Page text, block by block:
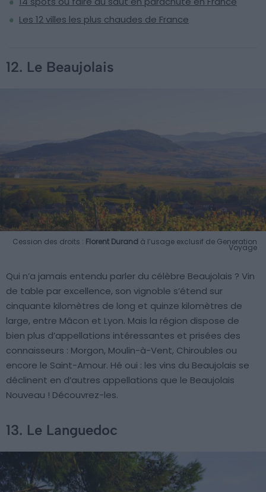
Les 12 villes les plus chaudes de France
12. Le Beaujolais
Cession des droits : Florent Durand à l’usage exclusif de Generation
Voyage
Qui n’a jamais entendu parler du célèbre Beaujolais ? Vin
de table par excellence, son vignoble s’étend sur
cinquante kilomètres de long et quinze kilomètres de
large, entre Mâcon et Lyon. Mais la région dispose de
bien plus d’appellations intéressantes et prisées des
connaisseurs : Morgon, Moulin-à-Vent, Chiroubles ou
encore le Saint-Amour. Hé oui : les vins du Beaujolais se
déclinent en d’autres appellations que le Beaujolais
Nouveau ! Découvrez-les.
13. Le Languedoc